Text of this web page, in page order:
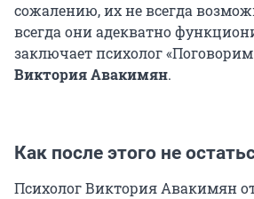
сожалению, их не всегда
всегда они адекватно
заключает психолог
Виктория Авакимян.
Как после этого не
Психолог Виктория Авакимян